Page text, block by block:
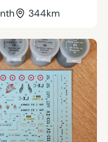
344km